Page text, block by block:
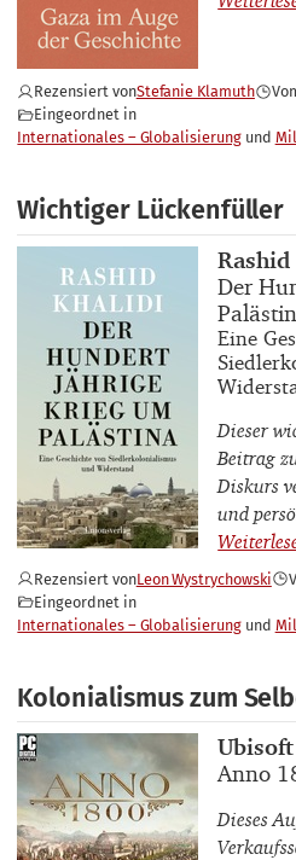
Rezensiert vonStefanie Klamuth
Eingeordnet in
Internationales – Globalisierung
Wichtiger Lückenfüller
Buchtitel
Der
Eine
Dieser
Beitrag
Diskurs
und
Rezensiert vonLeon Wystrychowski
Eingeordnet in
Internationales – Globalisierung
Kolonialismus zum
Buchtitel
Anno
Dieses